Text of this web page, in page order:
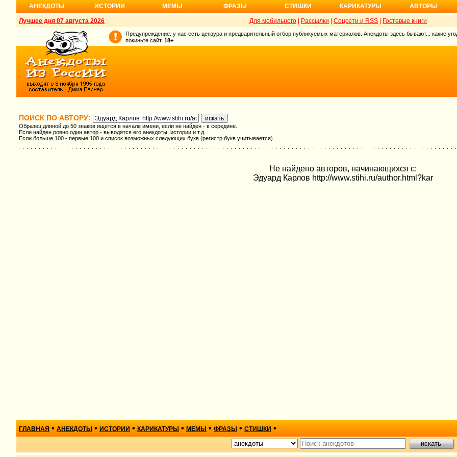
АНЕКДОТЫ ИСТОРИИ МЕМЫ ФРАЗЫ СТИШКИ КАРИКАТУРЫ АВТОРЫ
Лучшее дня 07 августа 2026 Для мобильного Рассылки Соцсети и RSS Гостевые книги
Предупреждение: у нас есть цензура и предварительный отбор публикуемых материалов. Анекдоты здесь бывают... какие
покиньте сайт. 18+
ПОИСК ПО АВТОРУ:
Образец длиной до 50 знаков ищется в начале имени, если не найден - в середине.
Если найден ровно один автор - выводятся его анекдоты, истории и т.д.
Если больше 100 - первые 100 и список возможных следующих букв (регистр букв учитывается).
Не найдено авторов, начинающихся с:
Эдуард Карлов http://www.stihi.ru/author.html?kar
ГЛАВНАЯ • АНЕКДОТЫ • ИСТОРИИ • КАРИКАТУРЫ • МЕМЫ • ФРАЗЫ • СТИШКИ •